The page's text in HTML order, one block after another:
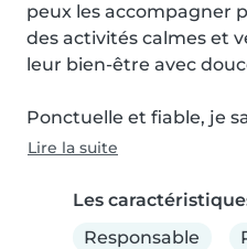
peux les accompagner
des activités calmes et
leur bien-être avec
Ponctuelle et fiable, je
Lire la suite
Les
Responsable